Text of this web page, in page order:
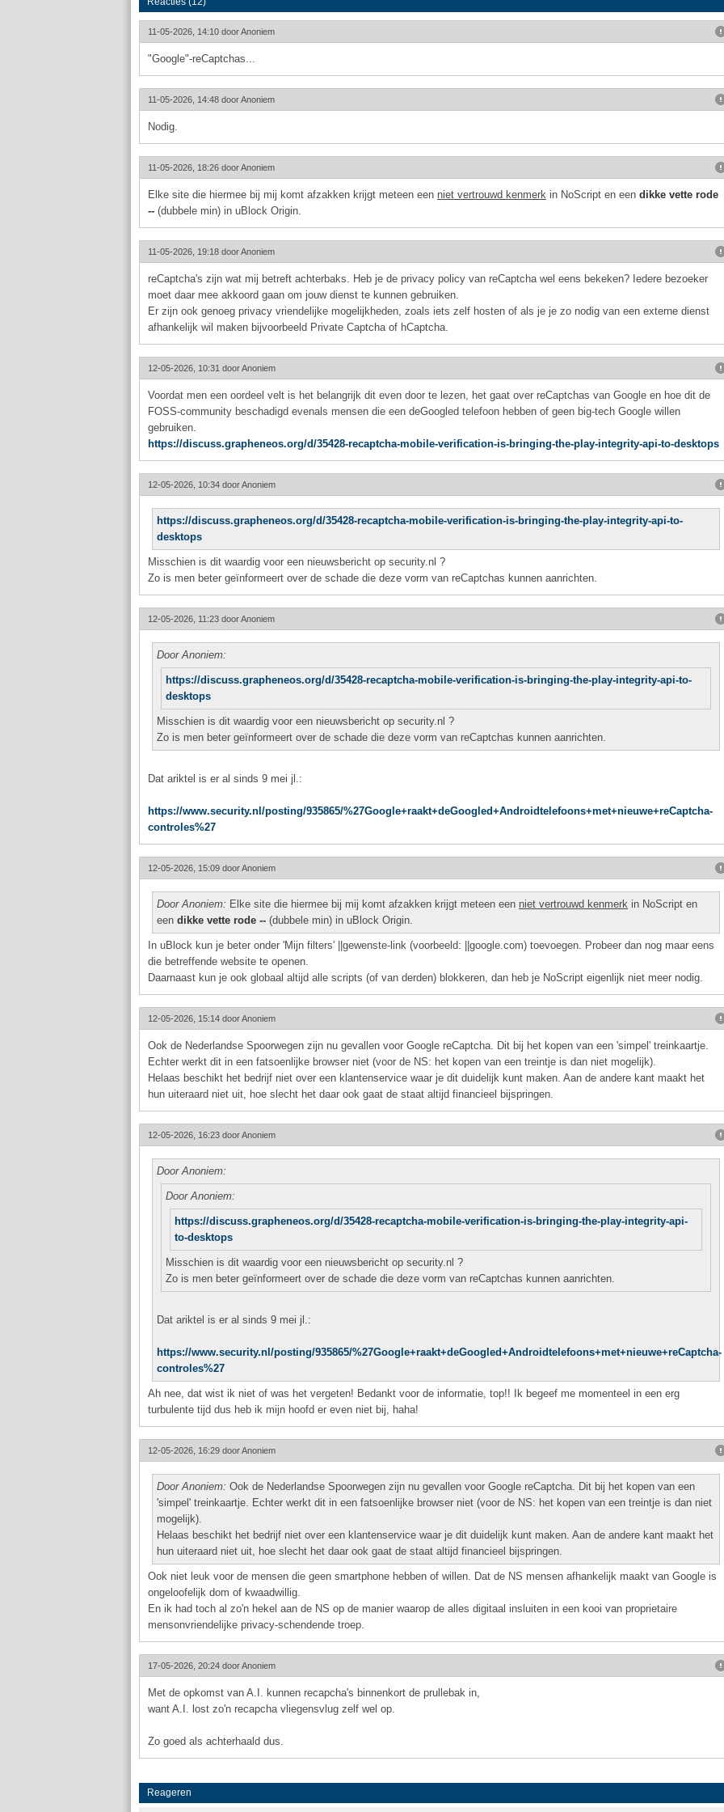
11-05-2026, 14:10 doorAnoniem
"Google"-reCaptchas...
11-05-2026, 14:48 doorAnoniem
Nodig.
11-05-2026, 18:26 doorAnoniem
Elke site die hiermee bij mij komt afzakken krijgt meteen een niet vertrouwd kenmerk in NoScript en een dikke vette rode
-- (dubbele min) in uBlock Origin.
11-05-2026, 19:18 doorAnoniem
reCaptcha's zijn wat mij betreft achterbaks. Heb je de privacy policy van reCaptcha wel eens bekeken? Iedere bezoeker
moet daar mee akkoord gaan om jouw dienst te kunnen gebruiken.
Er zijn ook genoeg privacy vriendelijke mogelijkheden, zoals iets zelf hosten of als je je zo nodig van een externe dienst
afhankelijk wil maken bijvoorbeeld Private Captcha of hCaptcha.
12-05-2026, 10:31 doorAnoniem
Voordat men een oordeel velt is het belangrijk dit even door te lezen, het gaat over reCaptchas van Google en hoe dit de
FOSS-community beschadigd evenals mensen die een deGoogled telefoon hebben of geen big-tech Google willen
gebruiken.
https://discuss.grapheneos.org/d/35428-recaptcha-mobile-verification-is-bringing-the-play-integrity-api-to-desktops
12-05-2026, 10:34 doorAnoniem
https://discuss.grapheneos.org/d/35428-recaptcha-mobile-verification-is-bringing-the-play-integrity-api-to-
desktops
Misschien is dit waardig voor een nieuwsbericht op security.nl ?
Zo is men beter geïnformeert over de schade die deze vorm van reCaptchas kunnen aanrichten.
12-05-2026, 11:23 doorAnoniem
Door Anoniem:
https://discuss.grapheneos.org/d/35428-recaptcha-mobile-verification-is-bringing-the-play-integrity-api-to-
desktops
Misschien is dit waardig voor een nieuwsbericht op security.nl ?
Zo is men beter geïnformeert over de schade die deze vorm van reCaptchas kunnen aanrichten.
Dat ariktel is er al sinds 9 mei jl.:
https://www.security.nl/posting/935865/%27Google+raakt+deGoogled+Androidtelefoons+met+nieuwe+reCaptcha-
controles%27
12-05-2026, 15:09 doorAnoniem
Door Anoniem: Elke site die hiermee bij mij komt afzakken krijgt meteen een niet vertrouwd kenmerk in NoScript en
een dikke vette rode -- (dubbele min) in uBlock Origin.
In uBlock kun je beter onder 'Mijn filters' ||gewenste-link (voorbeeld: ||google.com) toevoegen. Probeer dan nog maar eens
die betreffende website te openen.
Daarnaast kun je ook globaal altijd alle scripts (of van derden) blokkeren, dan heb je NoScript eigenlijk niet meer nodig.
12-05-2026, 15:14 doorAnoniem
Ook de Nederlandse Spoorwegen zijn nu gevallen voor Google reCaptcha. Dit bij het kopen van een 'simpel' treinkaartje.
Echter werkt dit in een fatsoenlijke browser niet (voor de NS: het kopen van een treintje is dan niet mogelijk).
Helaas beschikt het bedrijf niet over een klantenservice waar je dit duidelijk kunt maken. Aan de andere kant maakt het
hun uiteraard niet uit, hoe slecht het daar ook gaat de staat altijd financieel bijspringen.
12-05-2026, 16:23 doorAnoniem
Door Anoniem:
Door Anoniem:
https://discuss.grapheneos.org/d/35428-recaptcha-mobile-verification-is-bringing-the-play-integrity-api-
to-desktops
Misschien is dit waardig voor een nieuwsbericht op security.nl ?
Zo is men beter geïnformeert over de schade die deze vorm van reCaptchas kunnen aanrichten.
Dat ariktel is er al sinds 9 mei jl.:
https://www.security.nl/posting/935865/%27Google+raakt+deGoogled+Androidtelefoons+met+nieuwe+reCaptcha-
controles%27
Ah nee, dat wist ik niet of was het vergeten! Bedankt voor de informatie, top!! Ik begeef me momenteel in een erg
turbulente tijd dus heb ik mijn hoofd er even niet bij, haha!
12-05-2026, 16:29 doorAnoniem
Door Anoniem: Ook de Nederlandse Spoorwegen zijn nu gevallen voor Google reCaptcha. Dit bij het kopen van een
'simpel' treinkaartje. Echter werkt dit in een fatsoenlijke browser niet (voor de NS: het kopen van een treintje is dan niet
mogelijk).
Helaas beschikt het bedrijf niet over een klantenservice waar je dit duidelijk kunt maken. Aan de andere kant maakt het
hun uiteraard niet uit, hoe slecht het daar ook gaat de staat altijd financieel bijspringen.
Ook niet leuk voor de mensen die geen smartphone hebben of willen. Dat de NS mensen afhankelijk maakt van Google is
ongeloofelijk dom of kwaadwillig.
En ik had toch al zo'n hekel aan de NS op de manier waarop de alles digitaal insluiten in een kooi van proprietaire
mensonvriendelijke privacy-schendende troep.
17-05-2026, 20:24 doorAnoniem
Met de opkomst van A.I. kunnen recapcha's binnenkort de prullebak in,
want A.I. lost zo'n recapcha vliegensvlug zelf wel op.
Zo goed als achterhaald dus.
Reageren